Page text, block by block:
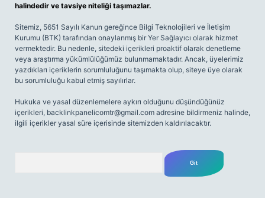
halindedir ve tavsiye niteliği taşımazlar.
Sitemiz, 5651 Sayılı Kanun gereğince Bilgi Teknolojileri ve İletişim
Kurumu (BTK) tarafından onaylanmış bir Yer Sağlayıcı olarak hizmet
vermektedir. Bu nedenle, sitedeki içerikleri proaktif olarak denetleme
veya araştırma yükümlülüğümüz bulunmamaktadır. Ancak, üyelerimiz
yazdıkları içeriklerin sorumluluğunu taşımakta olup, siteye üye olarak
bu sorumluluğu kabul etmiş sayılırlar.
Hukuka ve yasal düzenlemelere aykırı olduğunu düşündüğünüz
içerikleri, backlinkpanelicomtr@gmail.com adresine bildirmeniz halinde,
ilgili içerikler yasal süre içerisinde sitemizden kaldırılacaktır.